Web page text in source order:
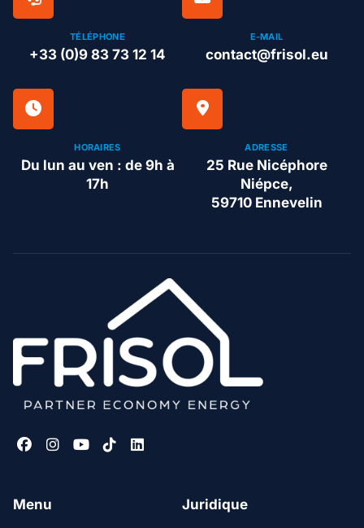
TÉLÉPHONE
+33 (0)9 83 73 12 14
E-MAIL
contact@frisol.eu
HORAIRES
Du lun au ven : de 9h à
17h
ADRESSE
25 Rue Nicéphore
Niépce,
59710 Ennevelin
Menu Juridique